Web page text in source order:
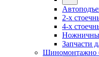
2-х
4-х
Запчасти
Шиномонтажно